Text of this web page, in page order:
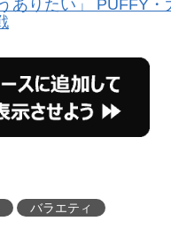
ありたい」 PUFFY・
バラエティ